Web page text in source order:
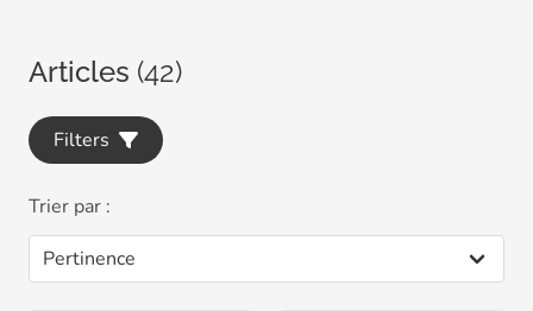
Articles (42)
Filters
Trier par :